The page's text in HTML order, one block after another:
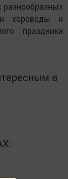
разно­образных
хороводы и
праздника
в